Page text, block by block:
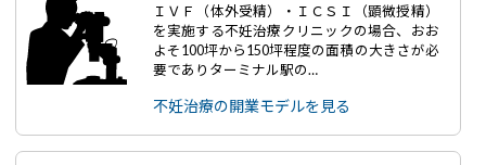
ＩＶＦ（体外受精）・ＩＣＳＩ（顕微授精）
を実施する不妊治療クリニックの場合、おお
よそ100坪から150坪程度の面積の大きさが必
要でありターミナル駅の…
不妊治療の開業モデルを見る